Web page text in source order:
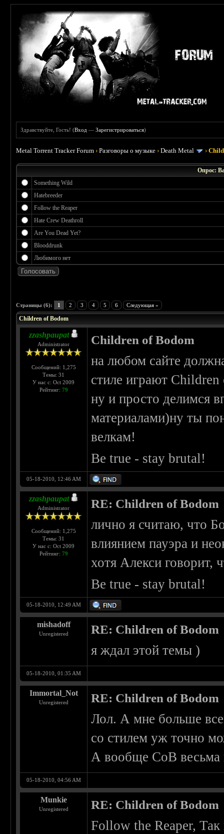
Здравствуйте, Гость! (Вход —Зарегистрироваться)
Metal Torrent Tracker Forum ›Разговоры о музыке ›Death Metal ›
Опрос:
Something Wild
Hatebreeder
Follow the Reaper
Hate Crew Deathroll
Are You Dead Yet?
Blooddrunk
Любимого нет
Страницы (6): 1 2 3 4 5 6 Следующая »
Children of Bodom
zzashpaupat
Administrator
Сообщений: 1,275
Темы: 31
У нас с: Oct 2009
Рейтинг: 79
Children of Bodom
на любом сайте
стиле играют
ну и просто делимся
материалами)ну ты
велкам!
Be true - stay brutal!
05-18-2010, 12:46 AM
zzashpaupat
Administrator
Сообщений: 1,275
Темы: 31
У нас с: Oct 2009
Рейтинг: 79
RE: Children of Bodom
лично я считаю, что
влиянием пауэра и
хотя Алекси говорит,
Be true - stay brutal!
05-18-2010, 12:49 AM
mishadoff
Unregistered RE: Children of Bodom
я ждал этой темы )
05-18-2010, 01:35 AM
Immortal_Not
Unregistered RE: Children of Bodom
Лол. А мне больше
со стилем уж точно
А вообще CoB весьма
05-18-2010, 04:56 AM
Munkie
Unregistered RE: Children of Bodom
Follow the Reaper,